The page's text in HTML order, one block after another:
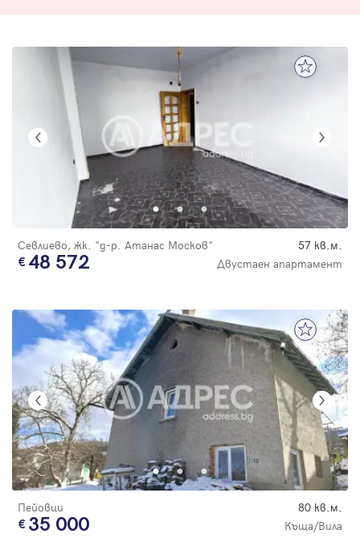
Севлиево, жк. "д-р. Атанас Москов" 57 кв.м.
48 572 Двустаен апартамент
Пейовци 80 кв.м.
35 000 Къща/Вила